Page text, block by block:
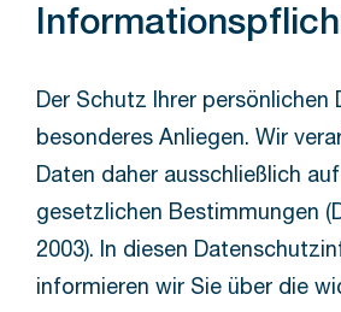
Der Schutz Ihrer persönlichen
besonderes Anliegen. Wir
Daten daher ausschließlich
gesetzlichen Bestimmungen
2003). In diesen
informieren wir Sie über die